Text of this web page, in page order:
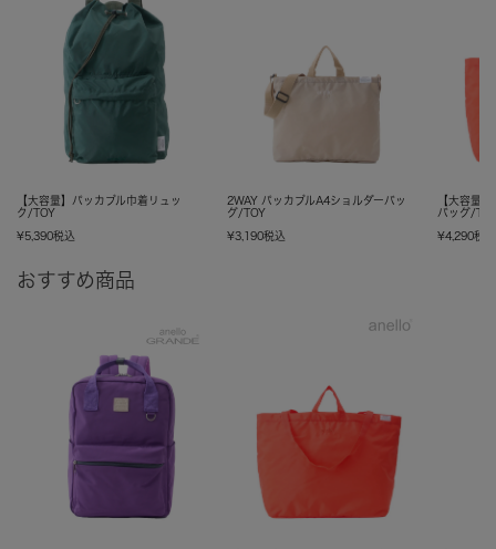
【大容量】パッカブル巾着リュッ
ク/TOY
¥5,390税込
2WAY パッカブルA4ショルダーバッ
グ/TOY
¥3,190税込
【大容量
バッグ/
¥4,290税込
おすすめ商品